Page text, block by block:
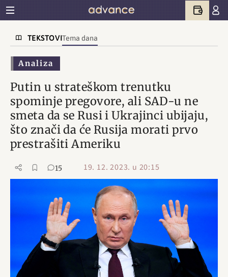
TEKSTOVITema dana
Analiza
Putin u strateškom trenutku
spominje pregovore, ali SAD-u ne
smeta da se Rusi i Ukrajinci ubijaju,
što znači da će Rusija morati prvo
prestrašiti Ameriku
15 19. 12. 2023. u 20:15